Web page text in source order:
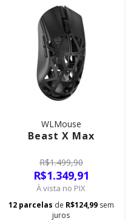
WLMouse
Beast X Max
R$1.499,90
R$1.349,91
À vista no PIX
12 parcelas de R$124,99 sem
juros